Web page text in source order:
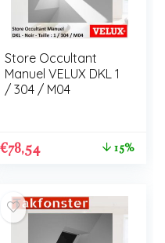
Store Occultant
Manuel VELUX DKL 1
/ 304 / M04
€78,54 15%